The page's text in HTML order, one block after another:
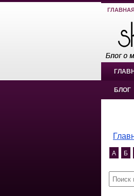
БЛОГ
А Б